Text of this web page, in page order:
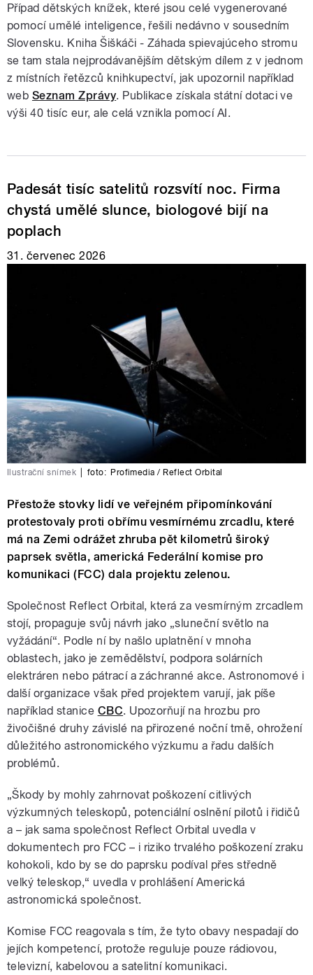
Případ dětských knížek, které jsou celé vygenerované
pomocí umělé inteligence, řešili nedávno v sousedním
Slovensku. Kniha Šiškáči - Záhada spievajúceho stromu
se tam stala nejprodávanějším dětským dílem z v jednom
z místních řetězců knihkupectví, jak upozornil například
web Seznam Zprávy. Publikace získala státní dotaci ve
výši 40 tisíc eur, ale celá vznikla pomocí AI.
Padesát tisíc satelitů rozsvítí noc. Firma
chystá umělé slunce, biologové bijí na
poplach
31. červenec 2026
Ilustrační snímek foto: Profimedia / Reflect Orbital
Přestože stovky lidí ve veřejném připomínkování
protestovaly proti obřímu vesmírnému zrcadlu, které
má na Zemi odrážet zhruba pět kilometrů široký
paprsek světla, americká Federální komise pro
komunikaci (FCC) dala projektu zelenou.
Společnost Reflect Orbital, která za vesmírným zrcadlem
stojí, propaguje svůj návrh jako „sluneční světlo na
vyžádání“. Podle ní by našlo uplatnění v mnoha
oblastech, jako je zemědělství, podpora solárních
elektráren nebo pátrací a záchranné akce. Astronomové i
další organizace však před projektem varují, jak píše
například stanice CBC. Upozorňují na hrozbu pro
živočišné druhy závislé na přirozené noční tmě, ohrožení
důležitého astronomického výzkumu a řadu dalších
problémů.
„Škody by mohly zahrnovat poškození citlivých
výzkumných teleskopů, potenciální oslnění pilotů i řidičů
a – jak sama společnost Reflect Orbital uvedla v
dokumentech pro FCC – i riziko trvalého poškození zraku
kohokoli, kdo by se do paprsku podíval přes středně
velký teleskop,“ uvedla v prohlášení Americká
astronomická společnost.
Komise FCC reagovala s tím, že tyto obavy nespadají do
jejích kompetencí, protože reguluje pouze rádiovou,
televizní, kabelovou a satelitní komunikaci.